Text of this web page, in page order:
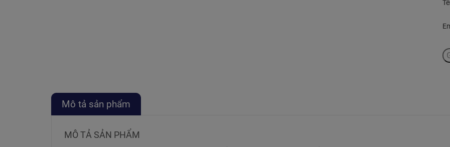
Mô tả sản phẩm
MÔ TẢ SẢN PHẨM